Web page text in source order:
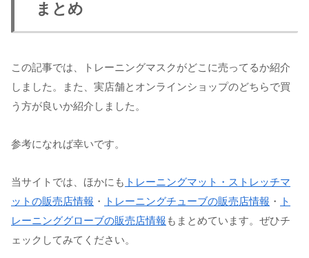
まとめ
この記事では、トレーニングマスクがどこに売ってるか紹介
しました。また、実店舗とオンラインショップのどちらで買
う方が良いか紹介しました。
参考になれば幸いです。
当サイトでは、ほかにも トレーニングマット・ストレッチマ
ットの販売店情報 ・ トレーニングチューブの販売店情報 ・
ト
レーニンググローブの販売店情報 もまとめています。ぜひチ
ェックしてみてください。